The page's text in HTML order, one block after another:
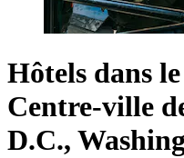
Hôtels dans
Centre-ville
D.C.,